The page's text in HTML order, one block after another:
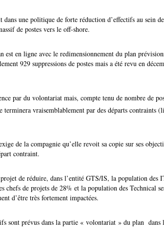
dans une politique de forte réduction d’effectifs au sein
de postes vers le off-shore.
est en ligne avec le redimensionnement du plan
929 suppressions de postes mais a été revu en
par du volontariat mais, compte tenu de nombre de
terminera vraisemblablement par des départs contraints
de la compagnie qu’elle revoit sa copie sur ses
contraint.
de réduire, dans l’entité GTS/IS, la population des
chefs de projets de 28% et la population des Technical
d’être très fortement impactées.
sont prévus dans la partie « volontariat » du plan dans